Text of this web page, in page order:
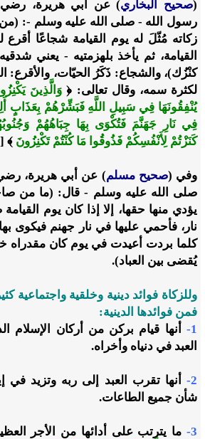
(صحيح البخاري) عن أبي هريرة، رضي
رسول الله - صلى الله عليه وسلم -: (من
زكاته مُثّلَ له يوم القيامة شجاعًا أقرع
القيامة، ثم يأخذ بلهزمتيه - يعني
كنْزُك)، والشجاع: ذَكَرُ الحيّات،
لكثرة سمه، وقال تعالى: ﴿ وَالَّذِينَ
يُنْفِقُونَهَا فِي سَبِيلِ اللَّهِ فَبَشِّرْهُمْ بِعَذَابٍ
فِي نَارِ جَهَنَّمَ فَتُكْوَى بِهَا جِبَاهُهُمْ
كَنَزْتُمْ لِأَنْفُسِكُمْ فَذُوقُوا مَا كُنْتُمْ تَكْنِزُونَ ﴾
وفي (صحيح مسلم) عن أبي هريرة، رضي
صلى الله عليه وسلم - قال: (ما من
يؤدي منها حقها، إلا إذا كان يوم
نار، فأحمي عليها في نار جهنم فيكوى
كلما بردت أعيدت في يوم كان
يُقضى بين العباد).
وللزكاة فوائد دينية وخلقية واجتماعية
فمن فوائدها الدينية:
1-
أنها قيام بركن من أركان الإسلام
العبد في دنياه وأخراه.
2-
أنها تقرب العبد إلى ربه وتزيد في
شأن جميع الطاعات.
3-
ما يترتب على أدائها من الأجر